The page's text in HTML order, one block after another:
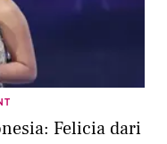
Felicia dari